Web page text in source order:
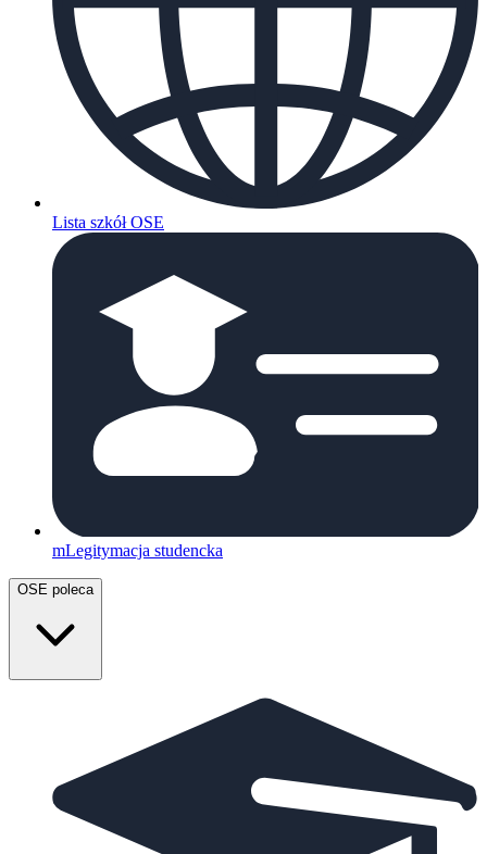
Lista szkół OSE
mLegitymacja studencka
OSE poleca